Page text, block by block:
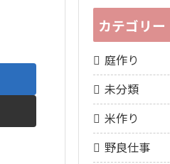
カテゴリー
庭作り
未分類
米作り
野良仕事